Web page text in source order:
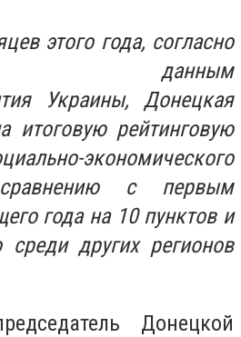
этого года, согласно
данным
Украины, Донецкая
итоговую рейтинговую
экономического
с первым
года на 10 пунктов и
других регионов
Донецкой